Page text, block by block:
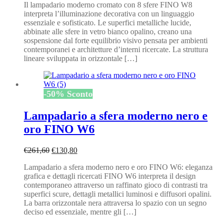
originale
era:
€342,00.
attuale
è:
€171,00.
Il lampadario moderno cromato con 8 sfere FINO W8
interpreta l’illuminazione decorativa con un linguaggio
essenziale e sofisticato. Le superfici metalliche lucide,
abbinate alle sfere in vetro bianco opalino, creano una
sospensione dal forte equilibrio visivo pensata per ambienti
contemporanei e architetture d’interni ricercate. La struttura
lineare sviluppata in orizzontale […]
-50% Sconto
Lampadario a sfera moderno nero e
oro FINO W6
€261,60 Il
originale
era:
€261,60.
€130,80Il
attuale
è:
€130,80.
Lampadario a sfera moderno nero e oro FINO W6: eleganza
grafica e dettagli ricercati FINO W6 interpreta il design
contemporaneo attraverso un raffinato gioco di contrasti tra
superfici scure, dettagli metallici luminosi e diffusori opalini.
La barra orizzontale nera attraversa lo spazio con un segno
deciso ed essenziale, mentre gli […]